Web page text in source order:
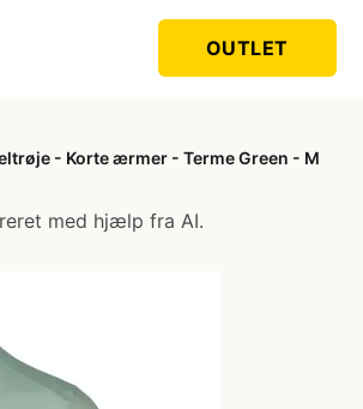
OUTLET
- Korte ærmer - Terme Green - M
med hjælp fra AI.